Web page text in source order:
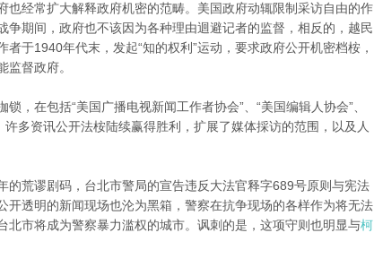
也经常扩大解释政府机密的范畴。美国政府动辄限制采访自由的作
争期间，政府也不该因为各种理由迴避记者的监督，相反的，越民
于1940年代末，发起“知的权利”运动，要求政府公开机密档桉，
督政府。
，在包括“美国广播电视新闻工作者协会”、“美国编辑人协会”、
多资讯公开法桉陆续赢得胜利，扩展了媒体採访的范围，以及人
的荒谬剧码，台北市警局的宣告违反大法官释字689号原则与宪法
开透明的新闻现场也沦为黑箱，警察在抗争现场的各样作为将无法
北市将成为警察暴力滥权的城市。讽刺的是，这项守则也明显与柯